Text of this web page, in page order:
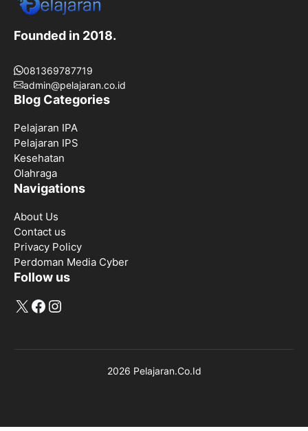
Founded in 2018.
081369787719
admin@pelajaran.co.id
Blog Categories
Pelajaran IPA
Pelajaran IPS
Kesehatan
Olahraga
Navigations
About Us
Contact us
Privacy Policy
Perdoman Media Cyber
Follow us
X Facebook
Instagram
2026 Pelajaran.Co.Id